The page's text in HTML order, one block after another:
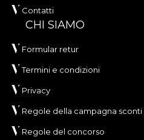
Contatti
CHI SIAMO
Formular retur
Termini e condizioni
Privacy
Regole della campagna sconti
Regole del concorso